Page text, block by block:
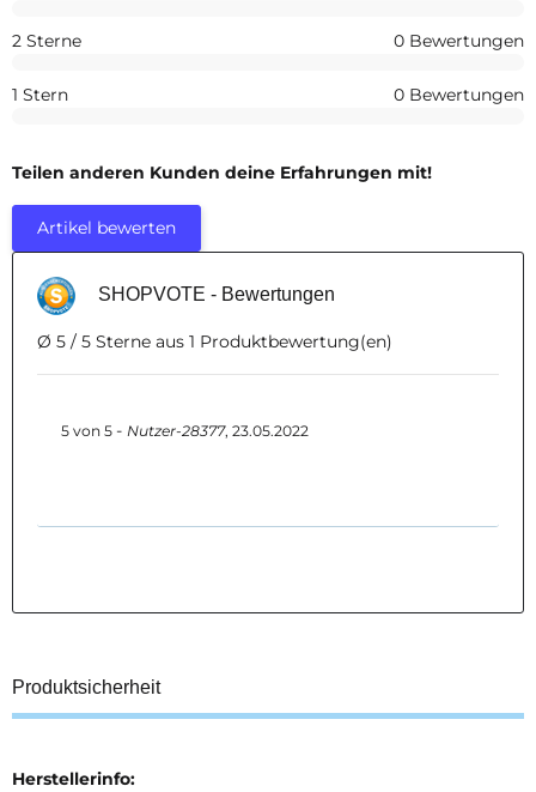
2 Sterne 0 Bewertungen
1 Stern 0 Bewertungen
Teilen anderen Kunden deine Erfahrungen mit!
Artikel bewerten
SHOPVOTE - Bewertungen
Ø 5 / 5 Sterne aus 1 Produktbewertung(en)
5 von 5 - Nutzer-28377, 23.05.2022
Produktsicherheit
Herstellerinfo: